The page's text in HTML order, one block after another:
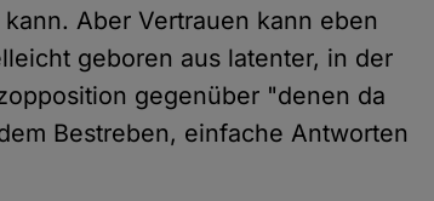
Aber Vertrauen kann eben
geboren aus latenter, in der
gegenüber "denen da
Bestreben, einfache Antworten